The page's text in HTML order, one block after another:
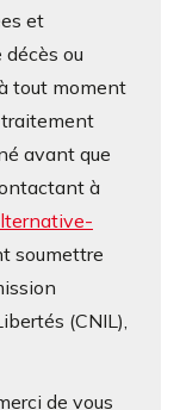
et
ou
tout moment
traitement
avant que
à
soumettre
(CNIL),
de vous